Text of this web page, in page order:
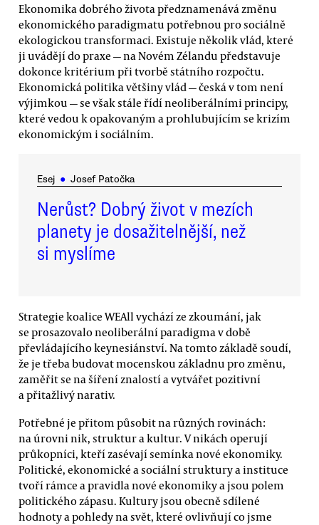
Ekonomika dobrého života předznamenává změnu
ekonomického paradigmatu potřebnou pro sociálně
ekologickou transformaci. Existuje několik vlád, které
ji uvádějí do praxe — na Novém Zélandu představuje
dokonce kritérium při tvorbě státního rozpočtu.
Ekonomická politika většiny vlád — česká v tom není
výjimkou — se však stále řídí neoliberálními principy,
které vedou k opakovaným a prohlubujícím se krizím
ekonomickým i sociálním.
Esej ● Josef Patočka
Nerůst? Dobrý život v mezích
planety je dosažitelnější, než
si myslíme
Strategie koalice WEAll vychází ze zkoumání, jak
se prosazovalo neoliberální paradigma v době
převládajícího keynesiánství. Na tomto základě soudí,
že je třeba budovat mocenskou základnu pro změnu,
zaměřit se na šíření znalostí a vytvářet pozitivní
a přitažlivý narativ.
Potřebné je přitom působit na různých rovinách:
na úrovni nik, struktur a kultur. V nikách operují
průkopníci, kteří zasévají semínka nové ekonomiky.
Politické, ekonomické a sociální struktury a instituce
tvoří rámce a pravidla nové ekonomiky a jsou polem
politického zápasu. Kultury jsou obecně sdílené
hodnoty a pohledy na svět, které ovlivňují co jsme